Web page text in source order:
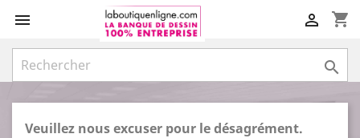
 shopping_cart


Veuillez nous excuser pour le désagrément.